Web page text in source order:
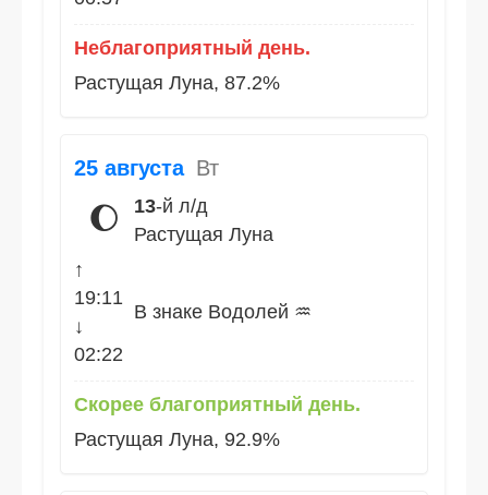
Неблагоприятный день.
Растущая Луна, 87.2%
25 августа Вт
🌔 13-й л/д
Растущая Луна
↑
19:11
↓
02:22
В знаке Водолей ♒
Скорее благоприятный день.
Растущая Луна, 92.9%